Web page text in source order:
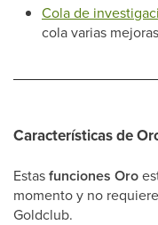
Cola de
cola varias
Características de
Estasfunciones Oro
momento y no
Goldclub.